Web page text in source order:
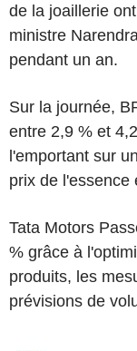
de la joaillerie
ministre
pendant un an.
Sur la journée,
entre 2,9 % et
l'emportant sur
prix de l'essence
Tata Motors
% grâce à
produits, les
prévisions de